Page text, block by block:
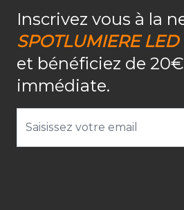
Inscrivez vous à la
SPOTLUMIERE LED
et bénéficiez de
immédiate.